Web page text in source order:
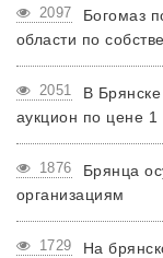
2097
Богомаз
области по
2051
В
аукцион по цене 1
1876
Брянца
организациям
1729
На